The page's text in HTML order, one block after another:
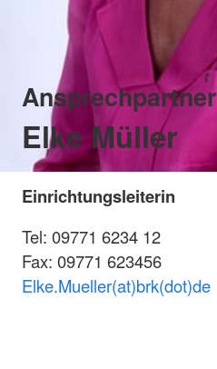
Ansprechpartner
Elke Müller
Einrichtungsleiterin
Tel: 09771 6234 12
Fax: 09771 623456
Elke.Mueller(at)brk(dot)de